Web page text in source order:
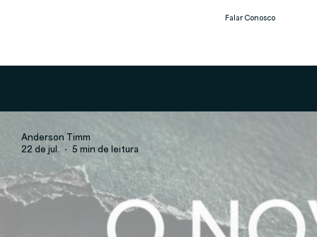
Falar Conosco
Anderson Timm
22 de jul.
5 min de leitura